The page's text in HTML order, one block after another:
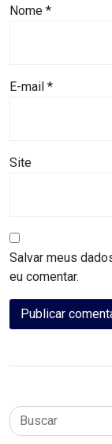
GUAMARÉ
DE
CÂMARA
FEDERAL
CÂMARA
MACAU
Nome *
E-mail *
Site
Salvar meus
eu comentar.